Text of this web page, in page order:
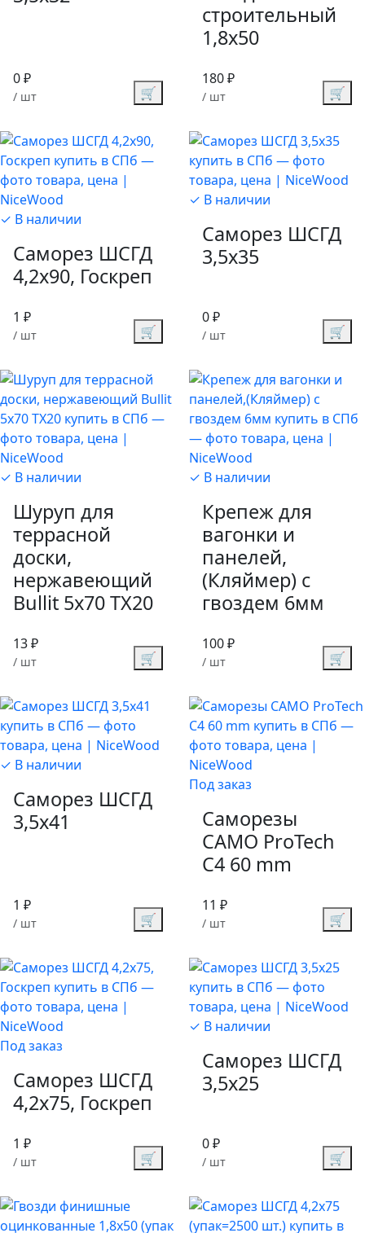
0 ₽
/ шт 🛒
строительный
1,8х50
180 ₽
/ шт 🛒
✓ В наличии
Саморез ШСГД
4,2х90, Госкреп
1 ₽
/ шт 🛒
✓ В наличии
Саморез ШСГД
3,5х35
0 ₽
/ шт 🛒
✓ В наличии
Шуруп для
террасной
доски,
нержавеющий
Bullit 5х70 TX20
13 ₽
/ шт 🛒
✓ В наличии
Крепеж для
вагонки и
панелей,
(Кляймер) с
гвоздем 6мм
100 ₽
/ шт 🛒
✓ В наличии
Саморез ШСГД
3,5х41
1 ₽
/ шт 🛒
Под заказ
Саморезы
CAMO ProTech
C4 60 mm
11 ₽
/ шт 🛒
Под заказ
Саморез ШСГД
4,2х75, Госкреп
1 ₽
/ шт 🛒
✓ В наличии
Саморез ШСГД
3,5х25
0 ₽
/ шт 🛒